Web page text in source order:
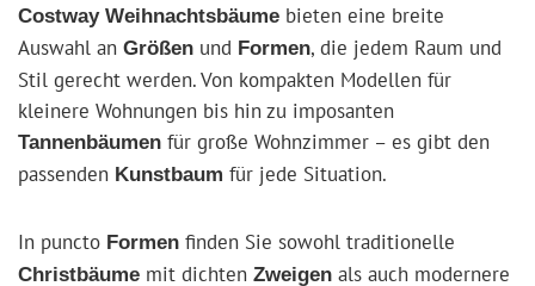
Costway Weihnachtsbäume bieten eine breite
Auswahl an Größen und Formen, die jedem Raum und
Stil gerecht werden. Von kompakten Modellen für
kleinere Wohnungen bis hin zu imposanten
Tannenbäumen für große Wohnzimmer – es gibt den
passenden Kunstbaum für jede Situation.
In puncto Formen finden Sie sowohl traditionelle
Christbäume mit dichten Zweigen als auch modernere